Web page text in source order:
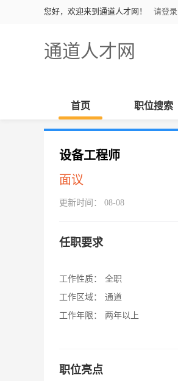
您好，欢迎来到通道人才网！ 请登录
通道人才网
首页 职位搜索
设备工程师
面议
更新时间： 08-08
任职要求
工作性质：
全职
工作区域：
通道
工作年限：
两年以上
职位亮点